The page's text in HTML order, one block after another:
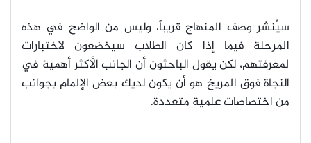
سيُنشر وصف المنهاج قريباً، وليس من الواضح في هذه
المرحلة فيما إذا كان الطلاب سيخضعون لاختبارات
لمعرفتهم، لكن يقول الباحثون أن الجانب الأكثر أهمية في
النجاة فوق المريخ هو أن يكون لديك بعض الإلمام بجوانب
من اختصاصات علمية متعددة.